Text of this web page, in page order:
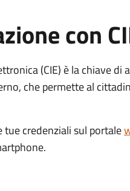
con
(CIE) è la chiave
che permette al
tue credenziali sul portale